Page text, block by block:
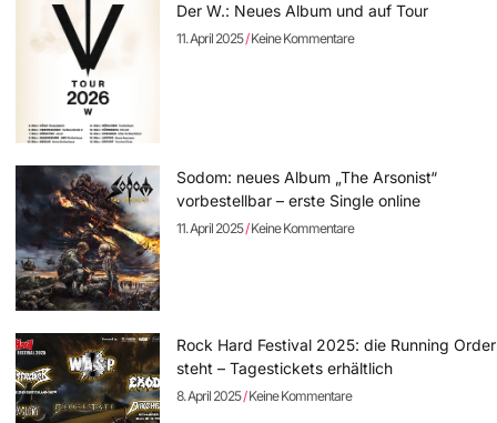
Der W.: Neues Album und auf Tour
11. April 2025 Keine Kommentare
Sodom: neues Album „The Arsonist“
vorbestellbar – erste Single online
11. April 2025 Keine Kommentare
Rock Hard Festival 2025: die Running Order
steht – Tagestickets erhältlich
8. April 2025 Keine Kommentare